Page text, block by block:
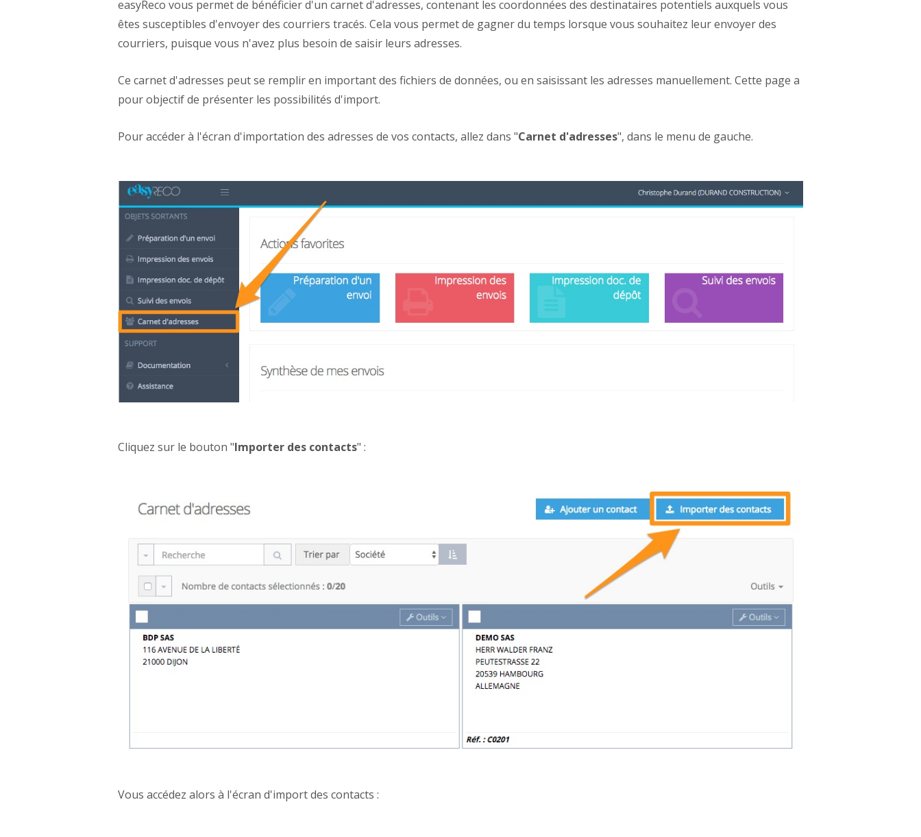
easyReco vous permet de bénéficier d'un carnet d'adresses, contenant les coordonnées des destinataires potentiels auxquels vous
êtes susceptibles d'envoyer des courriers tracés. Cela vous permet de gagner du temps lorsque vous souhaitez leur envoyer des
courriers, puisque vous n'avez plus besoin de saisir leurs adresses.
Ce carnet d'adresses peut se remplir en important des fichiers de données, ou en saisissant les adresses manuellement. Cette page a
pour objectif de présenter les possibilités d'import.
Pour accéder à l'écran d'importation des adresses de vos contacts, allez dans "Carnet d'adresses", dans le menu de gauche.
Cliquez sur le bouton "Importer des contacts" :
Vous accédez alors à l'écran d'import des contacts :